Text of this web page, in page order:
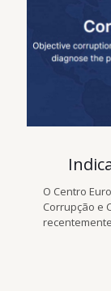
O Centro
Corrupção e